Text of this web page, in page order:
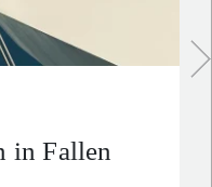
in Fallen